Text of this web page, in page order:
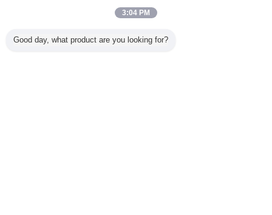
Verified Suplier
3:04 PM
Good day, what product are you looking for?